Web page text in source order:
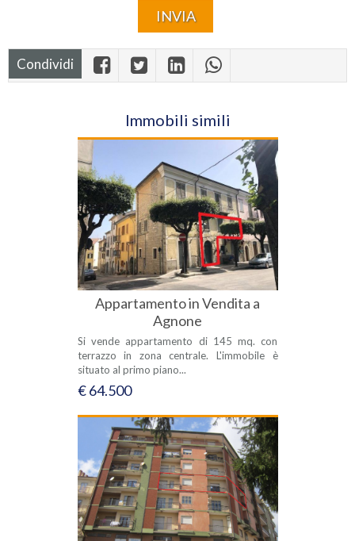
Condividi
Immobili simili
Appartamento in Vendita a
Agnone
Si vende appartamento di 145 mq. con
terrazzo in zona centrale. L'immobile è
situato al primo piano...
€ 64.500